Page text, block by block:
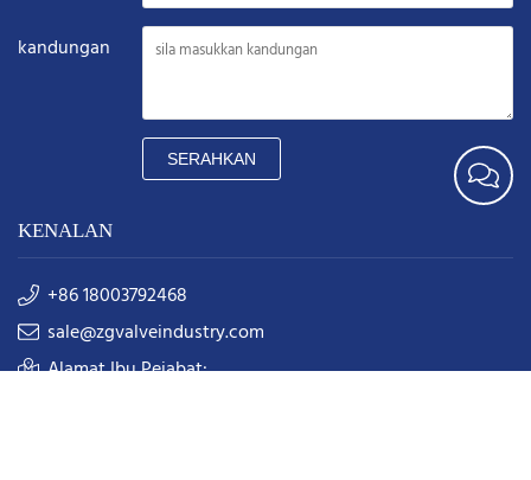
kandungan
SERAHKAN
KENALAN
+86 18003792468
sale@zgvalveindustry.com
Alamat Ibu Pejabat: